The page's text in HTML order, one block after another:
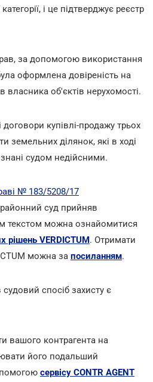
і це підтверджує реєстр
за допомогою використання
оформлена довіреність на
власника об'єктів нерухомості.
договори купівлі-продажу трьох
земельних ділянок, які в ході
судом недійсними.
№ 183/5208/17
суд прийняв
текстом можна ознайомитися
рішень VERDICTUM. Отримати
можна за посиланням.
судовий спосіб захисту є
вашого контрагента на
його подальший
сервісу CONTR AGENT